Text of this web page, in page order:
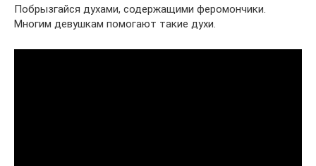
Побрызгайся духами, содержащими феромончики.
Многим девушкам помогают такие духи.